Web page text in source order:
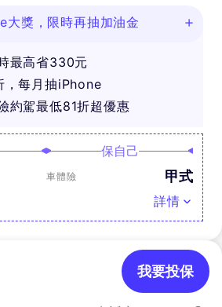
大獎，限時再抽加油金
最高省330元
，每月抽iPhone
約駕最低81折超優惠
保自己
車體險 甲式
詳情
我要投保